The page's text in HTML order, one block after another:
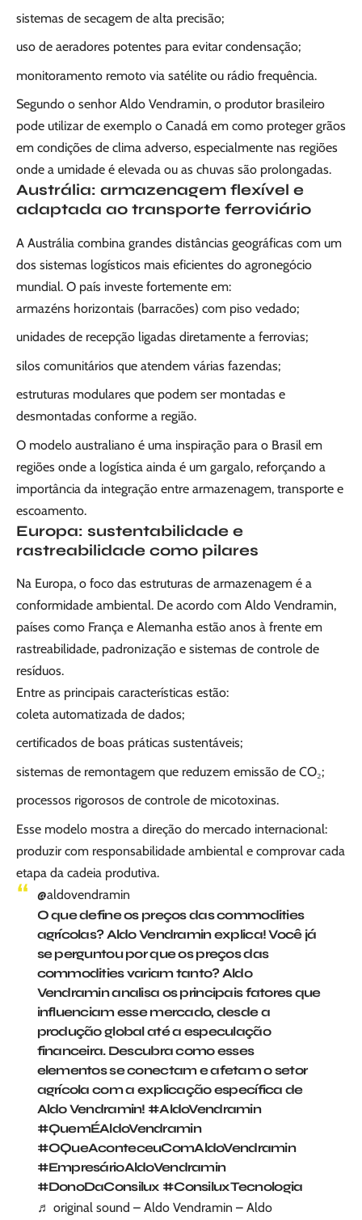
sistemas de secagem de alta precisão;
uso de aeradores potentes para evitar condensação;
monitoramento remoto via satélite ou rádio frequência.
Segundo o senhor Aldo Vendramin, o produtor brasileiro
pode utilizar de exemplo o Canadá em como proteger grãos
em condições de clima adverso, especialmente nas regiões
onde a umidade é elevada ou as chuvas são prolongadas.
Austrália: armazenagem flexível e
adaptada ao transporte ferroviário
A Austrália combina grandes distâncias geográficas com um
dos sistemas logísticos mais eficientes do agronegócio
mundial. O país investe fortemente em:
armazéns horizontais (barracões) com piso vedado;
unidades de recepção ligadas diretamente a ferrovias;
silos comunitários que atendem várias fazendas;
estruturas modulares que podem ser montadas e
desmontadas conforme a região.
O modelo australiano é uma inspiração para o Brasil em
regiões onde a logística ainda é um gargalo, reforçando a
importância da integração entre armazenagem, transporte e
escoamento.
Europa: sustentabilidade e
rastreabilidade como pilares
Na Europa, o foco das estruturas de armazenagem é a
conformidade ambiental. De acordo com Aldo Vendramin,
países como França e Alemanha estão anos à frente em
rastreabilidade, padronização e sistemas de controle de
resíduos.
Entre as principais características estão:
coleta automatizada de dados;
certificados de boas práticas sustentáveis;
sistemas de remontagem que reduzem emissão de CO₂;
processos rigorosos de controle de micotoxinas.
Esse modelo mostra a direção do mercado internacional:
produzir com responsabilidade ambiental e comprovar cada
etapa da cadeia produtiva.
@aldovendramin
O que define os preços das commodities
agrícolas? Aldo Vendramin explica! Você já
se perguntou por que os preços das
commodities variam tanto? Aldo
Vendramin analisa os principais fatores que
influenciam esse mercado, desde a
produção global até a especulação
financeira. Descubra como esses
elementos se conectam e afetam o setor
agrícola com a explicação específica de
Aldo Vendramin! #AldoVendramin
#QuemÉAldoVendramin
#OQueAconteceuComAldoVendramin
#EmpresárioAldoVendramin
#DonoDaConsilux #ConsiluxTecnologia
♬ original sound – Aldo Vendramin – Aldo